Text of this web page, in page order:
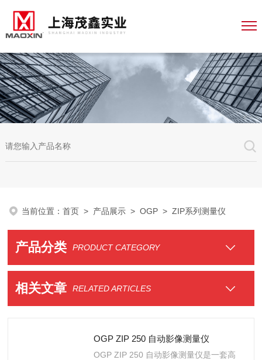
当前位置：首页 > 产品展示 >OGP > ZIP系列测量仪
产品分类 PRODUCT CATEGORY
相关文章 RELATED ARTICLES
OGP ZIP 250 自动影像测量仪
OGP ZIP 250 自动影像测量仪是一套高